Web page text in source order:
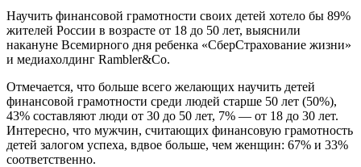
Научить финансовой грамотности своих детей хотело бы 89%
жителей России в возрасте от 18 до 50 лет, выяснили
накануне Всемирного дня ребенка «СберСтрахование жизни»
и медиахолдинг Rambler&Co.
Отмечается, что больше всего желающих научить детей
финансовой грамотности среди людей старше 50 лет (50%),
43% составляют люди от 30 до 50 лет, 7% — от 18 до 30 лет.
Интересно, что мужчин, считающих финансовую грамотность
детей залогом успеха, вдвое больше, чем женщин: 67% и 33%
соответственно.